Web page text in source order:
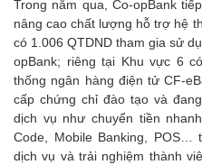
Trong năm qua, Co-opBank
nâng cao chất lượng hỗ trợ hệ
có 1.006 QTDND tham gia sử
opBank; riêng tại Khu vực 6
thống ngân hàng điện tử CF-
cấp chứng chỉ đào tạo và
dịch vụ như chuyển tiền
Code, Mobile Banking,
dịch vụ và trải nghiệm thành